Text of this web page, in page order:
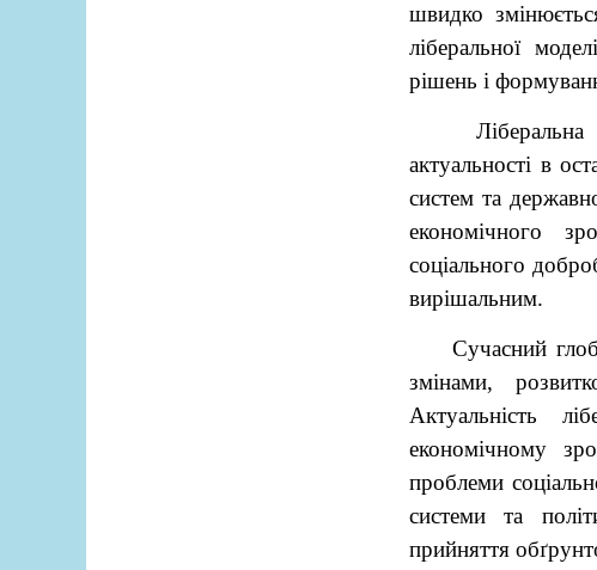
швидко
ліберальної
рішень і
актуальності в
систем та
економічного
соціального
вирішальним.
Сучасний
змінами,
Актуальність
економічному
проблеми
системи та
прийняття